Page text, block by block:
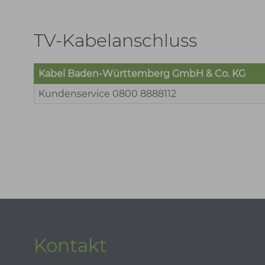
TV-Kabelanschluss
Kabel Baden-Württemberg GmbH & Co. KG
Kundenservice 0800 8888112
Kontakt